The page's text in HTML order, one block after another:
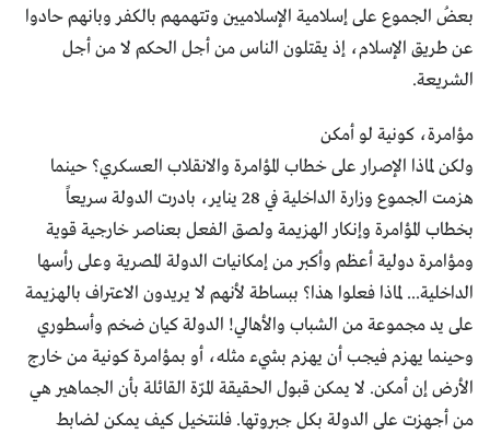
بعضُ الجموع على إسلامية الإسلاميين وتتهمهم بالكفر وبانهم حادوا
عن طريق الإسلام، إذ يقتلون الناس من أجل الحكم لا من أجل
الشريعة.
مؤامرة، كونية لو أمكن
ولكن لماذا الإصرار على خطاب المؤامرة والانقلاب العسكري؟ حينما
هزمت الجموع وزارة الداخلية في 28 يناير، بادرت الدولة سريعاً
بخطاب المؤامرة وإنكار الهزيمة ولصق الفعل بعناصر خارجية قوية
ومؤامرة دولية أعظم وأكبر من إمكانيات الدولة المصرية وعلى رأسها
الداخلية... لماذا فعلوا هذا؟ ببساطة لأنهم لا يريدون الاعتراف بالهزيمة
على يد مجموعة من الشباب والأهالي! الدولة كيان ضخم وأسطوري
وحينما يهزم فيجب أن يهزم بشيء مثله، أو بمؤامرة كونية من خارج
الأرض إن أمكن. لا يمكن قبول الحقيقة المرّة القائلة بأن الجماهير هي
من أجهزت على الدولة بكل جبروتها. فلنتخيل كيف يمكن لضابط